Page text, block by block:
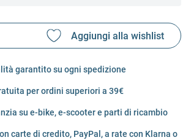
garantito su ogni spedizione
per ordini superiori a 39€
su e-bike, e-scooter e parti di ricambio
carte di credito, PayPal, a rate con Klarna o